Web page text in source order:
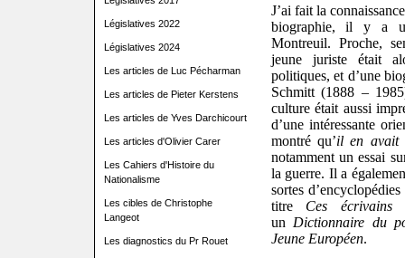
Législatives 2022
Législatives 2024
Les articles de Luc Pécharman
Les articles de Pieter Kerstens
Les articles de Yves Darchicourt
Les articles d'Olivier Carer
Les Cahiers d'Histoire du
Nationalisme
Les cibles de Christophe
Langeot
Les diagnostics du Pr Rouet
J’ai fait la
biographie, il y a
Montreuil. Proche,
jeune juriste était
politiques, et d’une
Schmitt (1888 –
culture était aussi
d’une intéressante
montré qu’il en avait
notamment un essai
la guerre. Il a
sortes
titre Ces
un Dictionnaire du
Jeune Européen.